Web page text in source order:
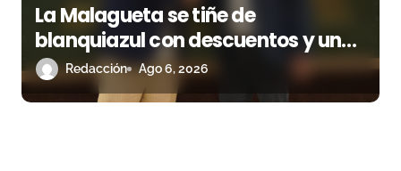
La Malagueta se tiñe de
blanquiazul con descuentos y una
corrida homenaje al Málaga CF
Redacción Ago 6, 2026